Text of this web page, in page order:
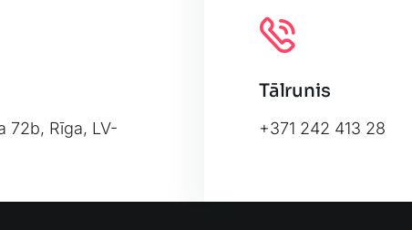
Leaflet
72b, Rīga, LV-
Tālrunis
+371 242 413 28